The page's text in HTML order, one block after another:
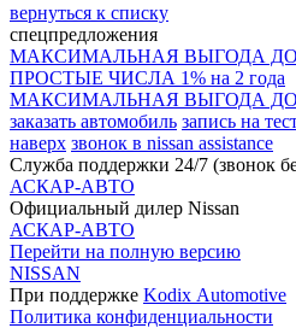
вернуться к списку
спецпредложения
МАКСИМАЛЬНАЯ ВЫГОДА ДО
ПРОСТЫЕ ЧИСЛА 1% на 2 года
МАКСИМАЛЬНАЯ ВЫГОДА ДО
заказать автомобиль запись на
наверх звонок в nissan assistance
Служба поддержки 24/7 (звонок
АСКАР-АВТО
Официальный дилер Nissan
АСКАР-АВТО
Перейти на полную версию
NISSAN
При поддержке Kodix Automotive
Политика конфиденциальности